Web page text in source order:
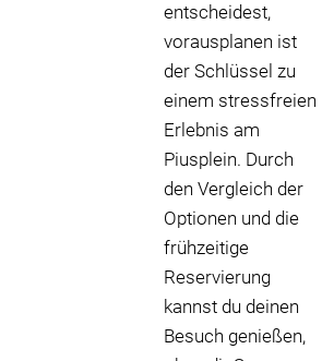
entscheidest,
vorausplanen ist
der Schlüssel zu
einem stressfreien
Erlebnis am
Piusplein. Durch
den Vergleich der
Optionen und die
frühzeitige
Reservierung
kannst du deinen
Besuch genießen,